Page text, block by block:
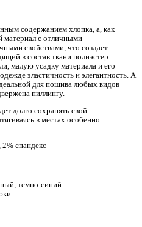
для медицины и сферы
высокой плотности
будут восприниматься
позволит им
свою работоспособность.
7% спандекс
черный, темно-синий,